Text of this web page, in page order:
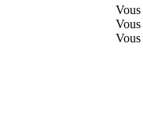
Vous
Vous
Vous